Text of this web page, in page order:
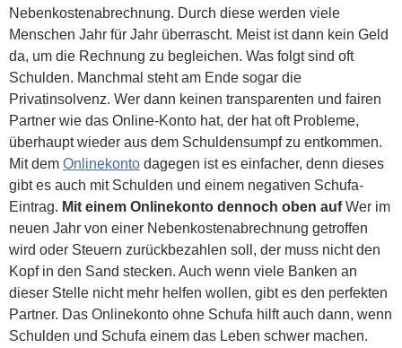
Nebenkostenabrechnung. Durch diese werden viele
Menschen Jahr für Jahr überrascht. Meist ist dann kein Geld
da, um die Rechnung zu begleichen. Was folgt sind oft
Schulden. Manchmal steht am Ende sogar die
Privatinsolvenz. Wer dann keinen transparenten und fairen
Partner wie das Online-Konto hat, der hat oft Probleme,
überhaupt wieder aus dem Schuldensumpf zu entkommen.
Mit dem Onlinekonto dagegen ist es einfacher, denn dieses
gibt es auch mit Schulden und einem negativen Schufa-
Eintrag. Mit einem Onlinekonto dennoch oben aufWer im
neuen Jahr von einer Nebenkostenabrechnung getroffen
wird oder Steuern zurückbezahlen soll, der muss nicht den
Kopf in den Sand stecken. Auch wenn viele Banken an
dieser Stelle nicht mehr helfen wollen, gibt es den perfekten
Partner. Das Onlinekonto ohne Schufa hilft auch dann, wenn
Schulden und Schufa einem das Leben schwer machen.